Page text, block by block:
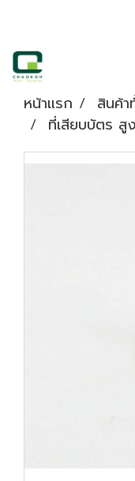
หน้าแรก สินค้
ที่เสียบบัตร สู